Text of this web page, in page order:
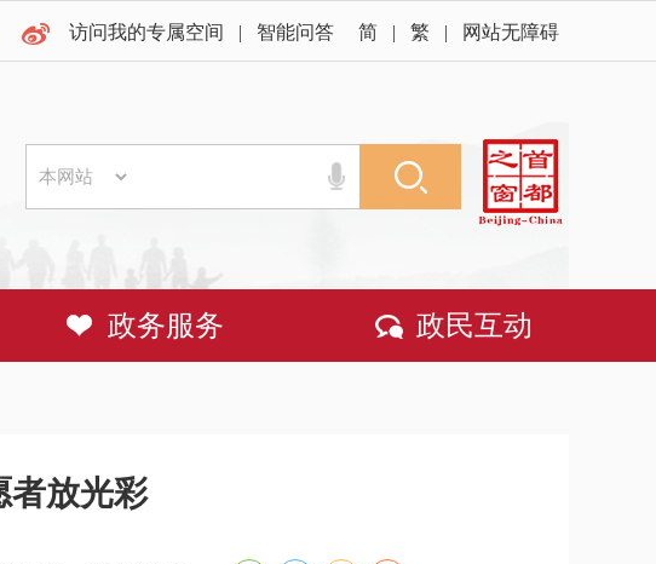
访问我的专属空间 | 智能问答 简 | 繁 | 网站无障碍
政务服务 政民互动
者放光彩